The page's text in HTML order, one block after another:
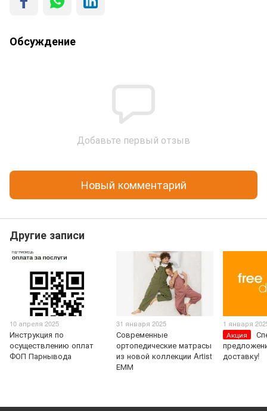
Обсуждение
Добавьте первый отзыв
Новый комментарий
Другие записи
10 апреля 2025
Инструкция по
осуществлению оплат
ФОП Парнывода
31 января 2025
Современные
ортопедические матрасы
из новой коллекции Artist
ЕММ
1 января
Акция
доставку!